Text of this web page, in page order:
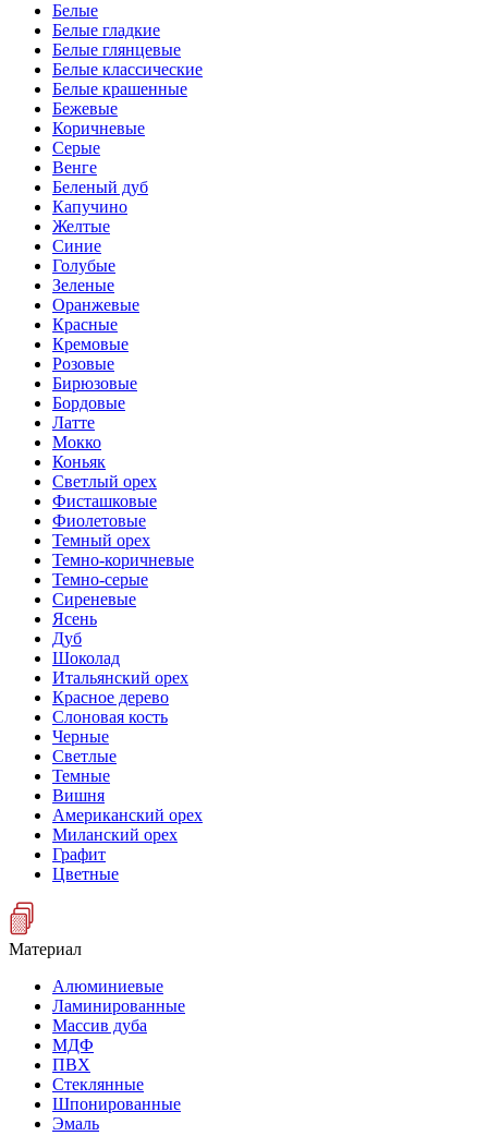
Белые
Белые гладкие
Белые глянцевые
Белые классические
Белые крашенные
Бежевые
Коричневые
Серые
Венге
Беленый дуб
Капучино
Желтые
Синие
Голубые
Зеленые
Оранжевые
Красные
Кремовые
Розовые
Бирюзовые
Бордовые
Латте
Мокко
Коньяк
Светлый орех
Фисташковые
Фиолетовые
Темный орех
Темно-коричневые
Темно-серые
Сиреневые
Ясень
Дуб
Шоколад
Итальянский орех
Красное дерево
Слоновая кость
Черные
Светлые
Темные
Вишня
Американский орех
Миланский орех
Графит
Цветные
Материал
Алюминиевые
Ламинированные
Массив дуба
МДФ
ПВХ
Стеклянные
Шпонированные
Эмаль